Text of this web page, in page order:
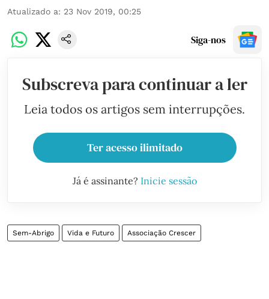
Atualizado a: 23 Nov 2019, 00:25
Siga-nos
Subscreva para continuar a ler
Leia todos os artigos sem interrupções.
Ter acesso ilimitado
Já é assinante? Inicie sessão
Sem-Abrigo Vida e Futuro Associação Crescer